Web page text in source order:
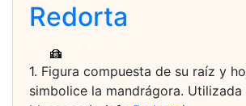
Redorta
1. Figura compuesta de su raíz y
simbolice la mandrágora. Utilizada